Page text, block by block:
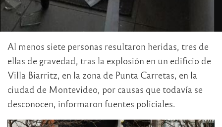
Al menos siete personas resultaron heridas, tres de
ellas de gravedad, tras la explosión en un edificio de
Villa Biarritz, en la zona de Punta Carretas, en la
ciudad de Montevideo, por causas que todavía se
desconocen, informaron fuentes policiales.